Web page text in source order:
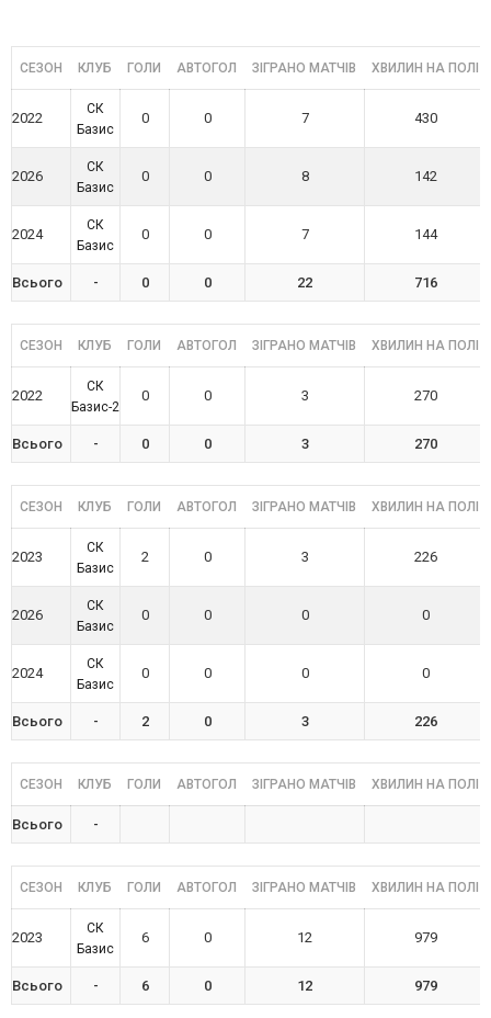
СЕЗОН КЛУБ ГОЛИ АВТОГОЛ ЗІГРАНО МАТЧІВ ХВИЛИН НА ПОЛІ
2022
СК
Базис
0 0 7 430
2026
СК
Базис
0 0 8 142
2024
СК
Базис
0 0 7 144
Всього - 0 0 22 716
СЕЗОН КЛУБ ГОЛИ АВТОГОЛ ЗІГРАНО МАТЧІВ ХВИЛИН НА ПОЛІ
2022
СК
Базис-2
0 0 3 270
Всього - 0 0 3 270
СЕЗОН КЛУБ ГОЛИ АВТОГОЛ ЗІГРАНО МАТЧІВ ХВИЛИН НА ПОЛІ
2023
СК
Базис
2 0 3 226
2026
СК
Базис
0 0 0 0
2024
СК
Базис
0 0 0 0
Всього - 2 0 3 226
СЕЗОН КЛУБ ГОЛИ АВТОГОЛ ЗІГРАНО МАТЧІВ ХВИЛИН НА ПОЛІ
Всього -
СЕЗОН КЛУБ ГОЛИ АВТОГОЛ ЗІГРАНО МАТЧІВ ХВИЛИН НА ПОЛІ
2023
СК
Базис
6 0 12 979
Всього - 6 0 12 979